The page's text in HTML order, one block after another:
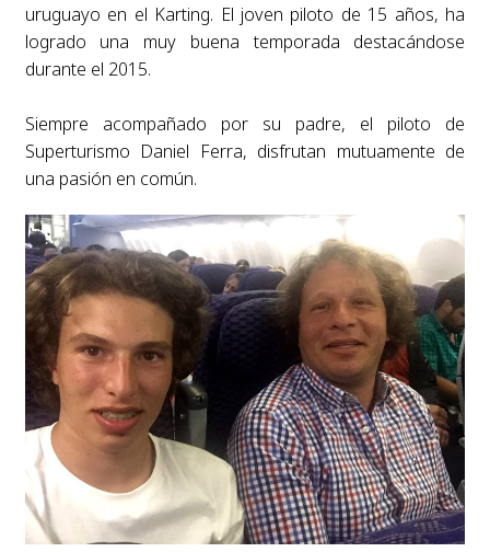
uruguayo en el Karting. El joven piloto de 15 años, ha
logrado una muy buena temporada destacándose
durante el 2015.
Siempre acompañado por su padre, el piloto de
Superturismo Daniel Ferra, disfrutan mutuamente de
una pasión en común.